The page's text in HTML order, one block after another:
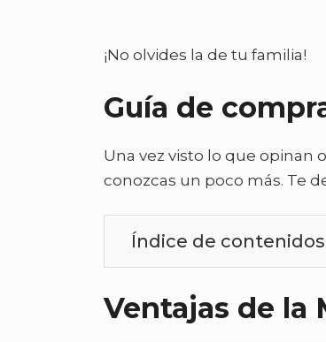
¡No olvides la de tu familia!
Guía de
Una vez visto lo que opinan
conozcas un poco más. Te
Índice de contenidos
Ventajas de la